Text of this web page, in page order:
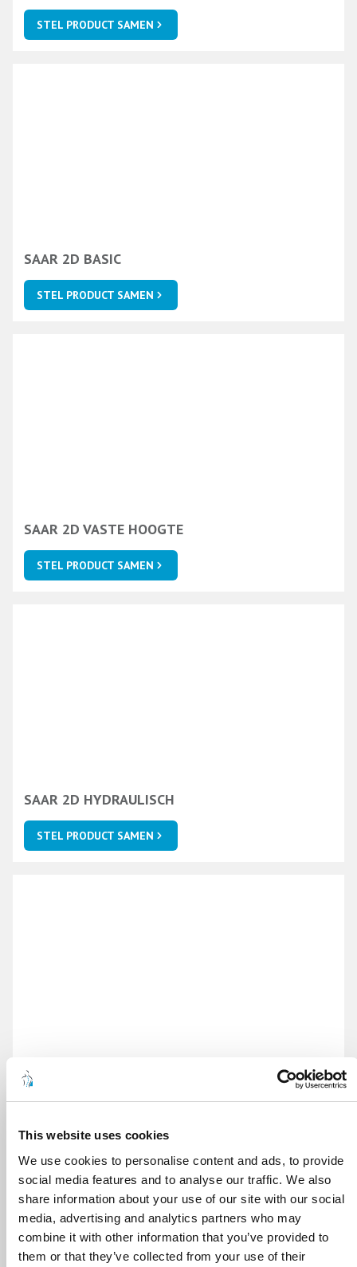
This website uses cookies
We use cookies to personalise content and ads, to provide
social media features and to analyse our traffic. We also
share information about your use of our site with our social
media, advertising and analytics partners who may
combine it with other information that you’ve provided to
them or that they’ve collected from your use of their
STEL PRODUCT SAMEN
SAAR 2D BASIC
STEL PRODUCT SAMEN
SAAR 2D VASTE HOOGTE
STEL PRODUCT SAMEN
SAAR 2D HYDRAULISCH
STEL PRODUCT SAMEN
SAAR 2D ELEKTRISCH
STEL PRODUCT SAMEN